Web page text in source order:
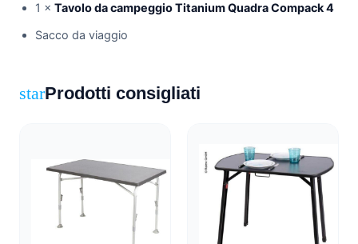
1 × Tavolo da campeggio Titanium Quadra Compack 4
Sacco da viaggio
starProdotti consigliati